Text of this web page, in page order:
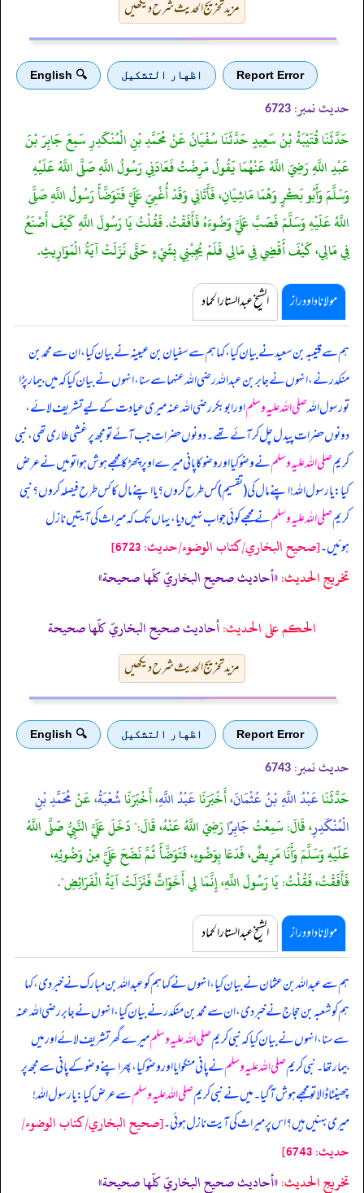
مزید تخریج الحدیث شرح دیکھیں
Report Error اظهار التشكيل 🔍 English
حدیث نمبر: 6723
حَدَّثَنَا قُتَيْبَةُ بْنُ سَعِيدٍ حَدَّثَنَا سُفْيَانُ عَنْ مُحَمَّدِ بْنِ الْمُنْكَدِرِ سَمِعَ جَابِرَ بْنَ
عَبْدِ اللَّهِ رَضِيَ اللَّهُ عَنْهُمَا يَقُولُ مَرِضْتُ فَعَادَنِي رَسُولُ اللَّهِ صَلَّى اللَّهُ عَلَيْهِ
وَسَلَّمَ وَأَبُو بَكْرٍ وَهُمَا مَاشِيَانِ، فَأَتَانِي وَقَدْ أُغْمِيَ عَلَيَّ فَتَوَضَّأَ رَسُولُ اللَّهِ صَلَّى
اللَّهُ عَلَيْهِ وَسَلَّمَ فَصَبَّ عَلَيَّ وَضُوءَهُ فَأَفَقْتُ. فَقُلْتُ يَا رَسُولَ اللَّهِ كَيْفَ أَصْنَعُ
فِي مَالِي، كَيْفَ أَقْضِي فِي مَالِي فَلَمْ يُجِبْنِي بِشَيْءٍ حَتَّى نَزَلَتْ آيَةُ الْمَوَارِيثِ.
مولانا داود راز الشیخ عبدالستار الحماد
ہم سے قتیبہ بن سعید نے بیان کیا، کہا ہم سے سفیان بن عیینہ نے بیان کیا، ان سے محمد بن
منکدر نے، انہوں نے جابر بن عبداللہ رضی اللہ عنہما سے سنا، انہوں نے بیان کیا کہمیں بیمار پڑا
تو رسول اللہصلی اللہ علیہ وسلماور ابوبکر رضی اللہ عنہ میری عیادت کے لیے تشریف لائے،
دونوں حضرات پیدل چل کر آئے تھے۔ دونوں حضرات جب آئے تو مجھ پر غشی طاری تھی، نبی
کریمصلی اللہ علیہ وسلمنے وضو کیا اور وضو کا پانی میرے اوپر چھڑکا مجھے ہوش ہوا تو میں نے عرض
کیا: یا رسول اللہ! اپنے مال کی (تقسیم) کس طرح کروں؟ یا اپنے مال کا کس طرح فیصلہ کروں؟ نبی
کریمصلی اللہ علیہ وسلمنے مجھے کوئی جواب نہیں دیا، یہاں تک کہ میراث کی آیتیں نازل
ہوئیں۔[صحيح البخاري/كتاب الوضوء/حدیث: 6723]
تخریج الحدیث:«أحاديث صحيح البخاريّ كلّها صحيحة»
الحكم على الحديث:أحاديث صحيح البخاريّ كلّها صحيحة
مزید تخریج الحدیث شرح دیکھیں
Report Error اظهار التشكيل 🔍 English
حدیث نمبر: 6743
حَدَّثَنَاعَبْدُ اللَّهِ بْنُ عُثْمَانَ، أَخْبَرَنَاعَبْدُ اللَّهِ، أَخْبَرَنَاشُعْبَةُ، عَنْمُحَمَّدِ بْنِ
الْمُنْكَدِرِ، قَالَ: سَمِعْتُجَابِرًارَضِيَ اللَّهُ عَنْهُ، قَالَ:" دَخَلَ عَلَيَّ النَّبِيُّ صَلَّى اللَّهُ
عَلَيْهِ وَسَلَّمَ وَأَنَا مَرِيضٌ، فَدَعَا بِوَضُوءٍ، فَتَوَضَّأَ ثُمَّ نَضَحَ عَلَيَّ مِنْ وَضُوئِهِ،
فَأَفَقْتُ، فَقُلْتُ: يَا رَسُولَ اللَّهِ، إِنَّمَا لِي أَخَوَاتٌ فَنَزَلَتْ آيَةُ الْفَرَائِضِ".
مولانا داود راز الشیخ عبدالستار الحماد
ہم سے عبداللہ بن عثمان نے بیان کیا، انہوں نے کہا ہم کو عبداللہ بن مبارک نے خبر دی، کہا
ہم کو شعبہ بن حجاج نے خبر دی، ان سے محمد بن منکدر نے بیان کیا، انہوں نے جابر رضی اللہ عنہ
سے سنا، انہوں نے بیان کیا کہنبی کریمصلی اللہ علیہ وسلممیرے گھر تشریف لائے اور میں
بیمار تھا۔ نبی کریمصلی اللہ علیہ وسلمنے پانی منگوایا اور وضو کیا، پھر اپنے وضو کے پانی سے مجھ پر
چھینٹا ڈالا تو مجھے ہوش آ گیا۔ میں نے نبی کریمصلی اللہ علیہ وسلمسے عرض کیا: یا رسول اللہ!
میری بہنیں ہیں؟ اس پر میراث کی آیت نازل ہوئی۔[صحيح البخاري/كتاب الوضوء/
حدیث: 6743]
تخریج الحدیث:«أحاديث صحيح البخاريّ كلّها صحيحة»